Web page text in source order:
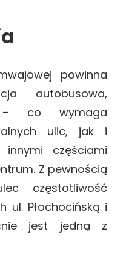
powinna
autobusowa,
– co wymaga
ulic, jak i
innymi częściami
Z pewnością
częstotliwość
ul. Płochocińską i
jest jedną z